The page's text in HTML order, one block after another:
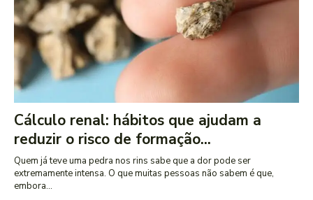
Cálculo renal: hábitos que ajudam a
reduzir o risco de formação...
Quem já teve uma pedra nos rins sabe que a dor pode ser
extremamente intensa. O que muitas pessoas não sabem é que,
embora...